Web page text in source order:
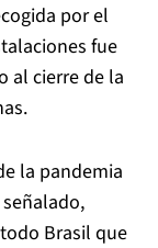
por el
fue
al cierre de la
la pandemia
Brasil que